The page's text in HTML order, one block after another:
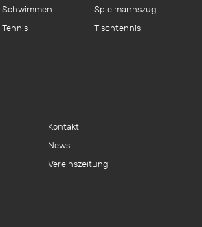
Schwimmen
Spielmannszug
Tennis Tischtennis
Kontakt
News
Vereinszeitung